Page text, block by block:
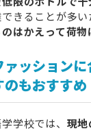
きることが多
はかえって荷物
ァッション
もおすすめ
学校では、 現地